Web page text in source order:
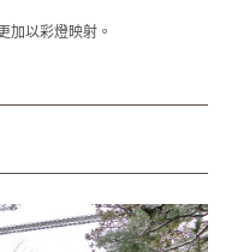
以彩燈映射。